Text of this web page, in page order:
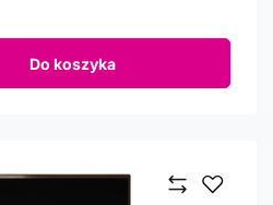
Do koszyka